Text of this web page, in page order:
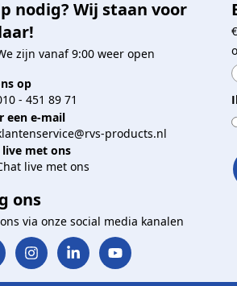
nodig? Wij staan voor
zijn vanaf 9:00 weer open
op
- 451 89 71
een e-mail
products.nl
live met ons
live met ons
ons
via onze social media kanalen